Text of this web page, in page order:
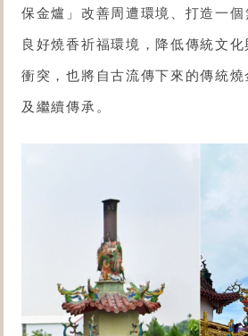
保金爐 」改善周遭環境、打造一
良好燒香祈福環境，降低傳統文
衝突，也將自古流傳下來的傳統
及繼續傳承。